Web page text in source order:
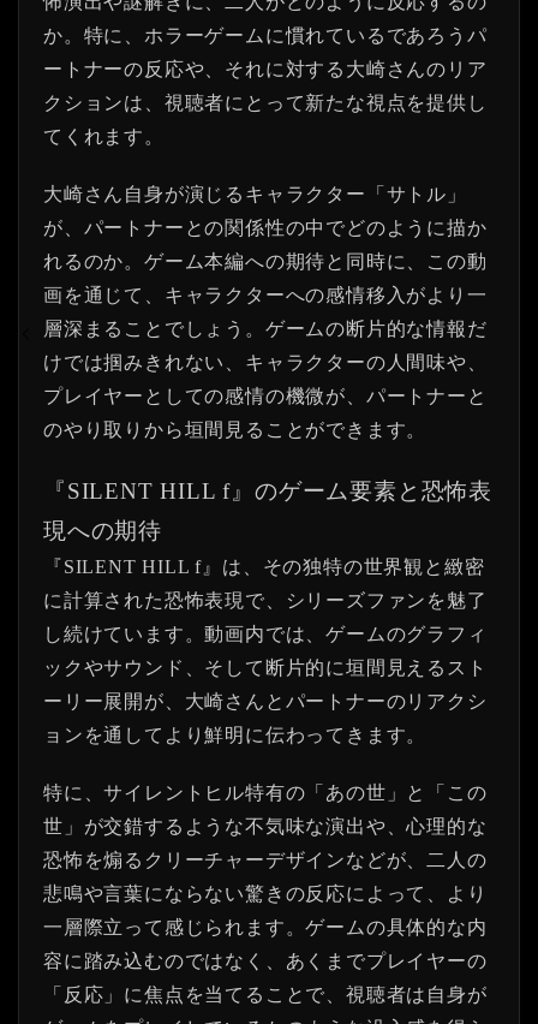
か。特に、ホラーゲームに慣れているであろうパ
ートナーの反応や、それに対する大崎さんのリア
クションは、視聴者にとって新たな視点を提供し
てくれます。
大崎さん自身が演じるキャラクター「サトル」
が、パートナーとの関係性の中でどのように描か
れるのか。ゲーム本編への期待と同時に、この動
画を通じて、キャラクターへの感情移入がより一
層深まることでしょう。ゲームの断片的な情報だ
けでは掴みきれない、キャラクターの人間味や、
プレイヤーとしての感情の機微が、パートナーと
のやり取りから垣間見ることができます。
『SILENT HILL f』のゲーム要素と恐怖表
現への期待
『SILENT HILL f』は、その独特の世界観と緻密
に計算された恐怖表現で、シリーズファンを魅了
し続けています。動画内では、ゲームのグラフィ
ックやサウンド、そして断片的に垣間見えるスト
ーリー展開が、大崎さんとパートナーのリアクシ
ョンを通してより鮮明に伝わってきます。
特に、サイレントヒル特有の「あの世」と「この
世」が交錯するような不気味な演出や、心理的な
恐怖を煽るクリーチャーデザインなどが、二人の
悲鳴や言葉にならない驚きの反応によって、より
一層際立って感じられます。ゲームの具体的な内
容に踏み込むのではなく、あくまでプレイヤーの
「反応」に焦点を当てることで、視聴者は自身が